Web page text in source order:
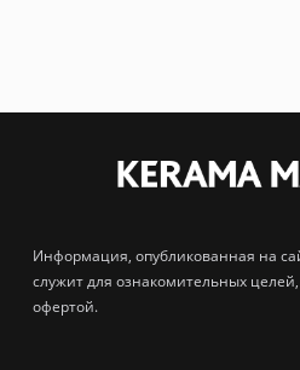
Информация, опубликованная на
служит для ознакомительных
офертой.